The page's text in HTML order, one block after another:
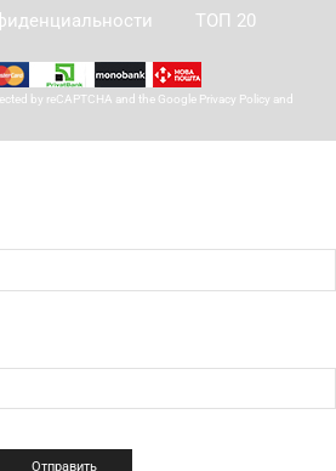
ТОП 20
by reCAPTCHA and the Google Privacy Policy and